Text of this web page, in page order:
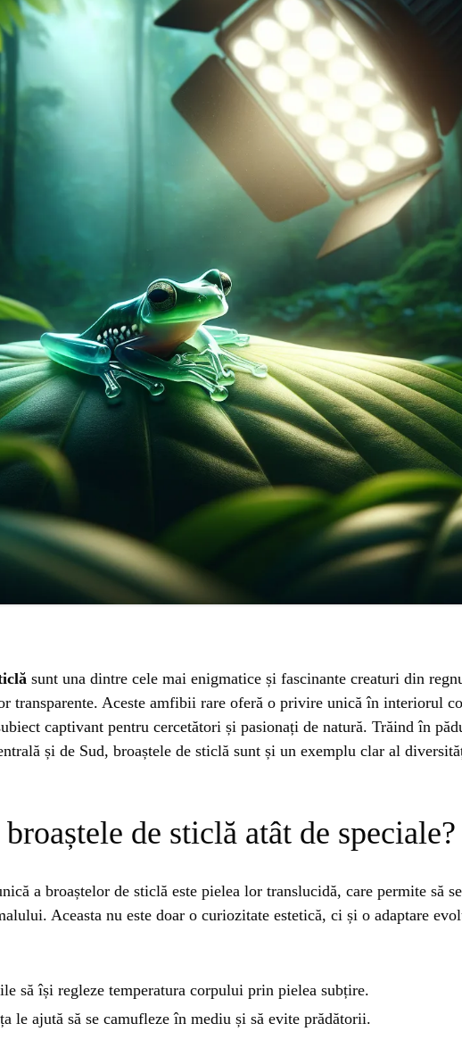
sunt una dintre cele mai enigmatice și fascinante creaturi din
transparente. Aceste amfibii rare oferă o privire unică în interiorul
captivant pentru cercetători și pasionați de natură. Trăind în
și de Sud, broaștele de sticlă sunt și un exemplu clar al
de sticlă atât de speciale?
a broaștelor de sticlă este pielea lor translucidă, care permite să
Aceasta nu este doar o curiozitate estetică, ci și o adaptare
să își regleze temperatura corpului prin pielea subțire.
le ajută să se camufleze în mediu și să evite prădătorii.
HOME